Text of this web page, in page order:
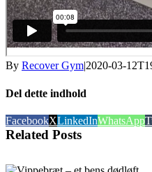
By Recover Gym|2020-03-
Del dette indhold
FacebookXLinkedInWhatsApp
Related Posts